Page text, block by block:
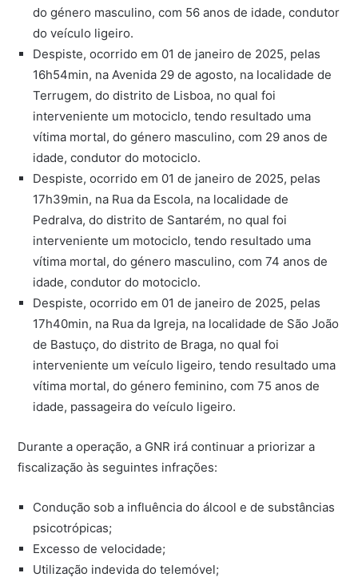
do género masculino, com 56 anos de idade, condutor
do veículo ligeiro.
Despiste, ocorrido em 01 de janeiro de 2025, pelas
16h54min, na Avenida 29 de agosto, na localidade de
Terrugem, do distrito de Lisboa, no qual foi
interveniente um motociclo, tendo resultado uma
vítima mortal, do género masculino, com 29 anos de
idade, condutor do motociclo.
Despiste, ocorrido em 01 de janeiro de 2025, pelas
17h39min, na Rua da Escola, na localidade de
Pedralva, do distrito de Santarém, no qual foi
interveniente um motociclo, tendo resultado uma
vítima mortal, do género masculino, com 74 anos de
idade, condutor do motociclo.
Despiste, ocorrido em 01 de janeiro de 2025, pelas
17h40min, na Rua da Igreja, na localidade de São João
de Bastuço, do distrito de Braga, no qual foi
interveniente um veículo ligeiro, tendo resultado uma
vítima mortal, do género feminino, com 75 anos de
idade, passageira do veículo ligeiro.
Durante a operação, a GNR irá continuar a priorizar a
fiscalização às seguintes infrações:
Condução sob a influência do álcool e de substâncias
psicotrópicas;
Excesso de velocidade;
Utilização indevida do telemóvel;